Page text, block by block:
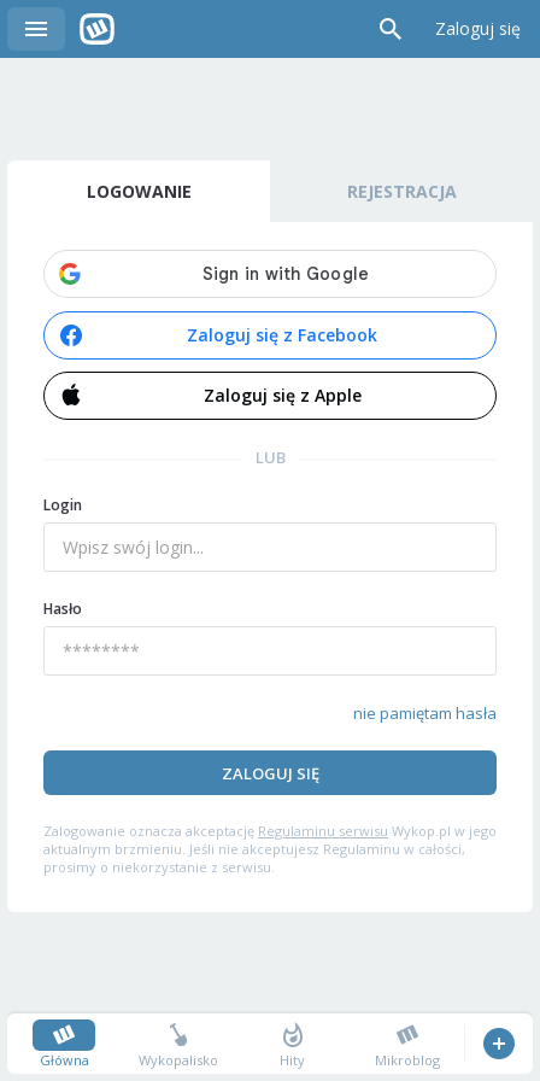
Zaloguj się
LOGOWANIE REJESTRACJA
Zaloguj się z Facebook
Zaloguj się z Apple
LUB
Login
Hasło
nie pamiętam hasła
ZALOGUJ SIĘ
Zalogowanie oznacza akceptację Regulaminu serwisu Wykop.pl w jego
aktualnym brzmieniu. Jeśli nie akceptujesz Regulaminu w całości,
prosimy o niekorzystanie z serwisu.
Główna Wykopalisko Hity Mikroblog